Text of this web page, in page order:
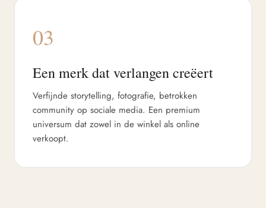
03
Een merk dat verlangen creëert
Verfijnde storytelling, fotografie, betrokken
community op sociale media. Een premium
universum dat zowel in de winkel als online
verkoopt.